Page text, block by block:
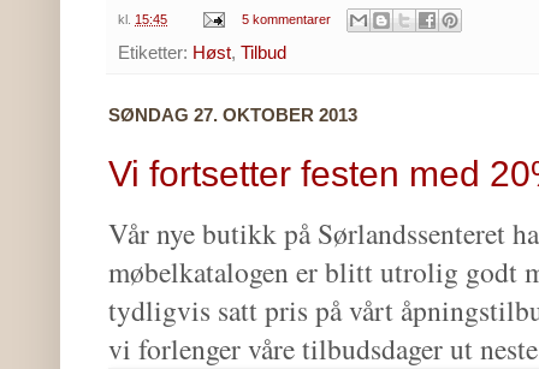
kl. 15:45 5 kommentarer
Etiketter: Høst, Tilbud
SØNDAG 27. OKTOBER 2013
Vi fortsetter festen med
Vår nye butikk på Sørlandssenteret
møbelkatalogen er blitt utrolig godt
tydligvis satt pris på vårt
vi forlenger våre tilbudsdager ut